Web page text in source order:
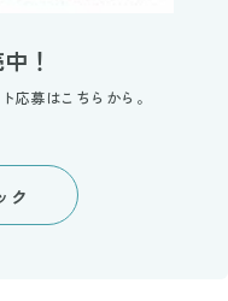
！
応募はこちらから。
ク